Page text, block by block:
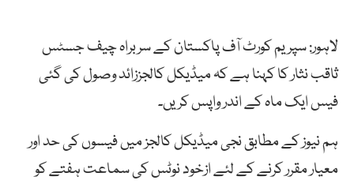
لاہور: سپریم کورٹ آف پاکستان کے سربراہ چیف جسٹس
ثاقب نثار کا کہنا ہے کہ میڈیکل کالجززائد وصول کی گئی
فیس ایک ماہ کے اندر واپس کریں۔
ہم نیوز کے مطابق نجی میڈیکل کالجز میں فیسوں کی حد اور
معیار مقرر کرنے کے لئے ازخود نوٹس کی سماعت ہفتے کو